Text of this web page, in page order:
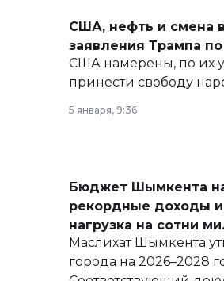
США, нефть и смена
заявления Трампа
США намерены, по их
принести свободу
5 января, 9:36
Бюджет Шымкента
рекордные доходы
нагрузка на сотни
Маслихат Шымкента
города на 2026–2028